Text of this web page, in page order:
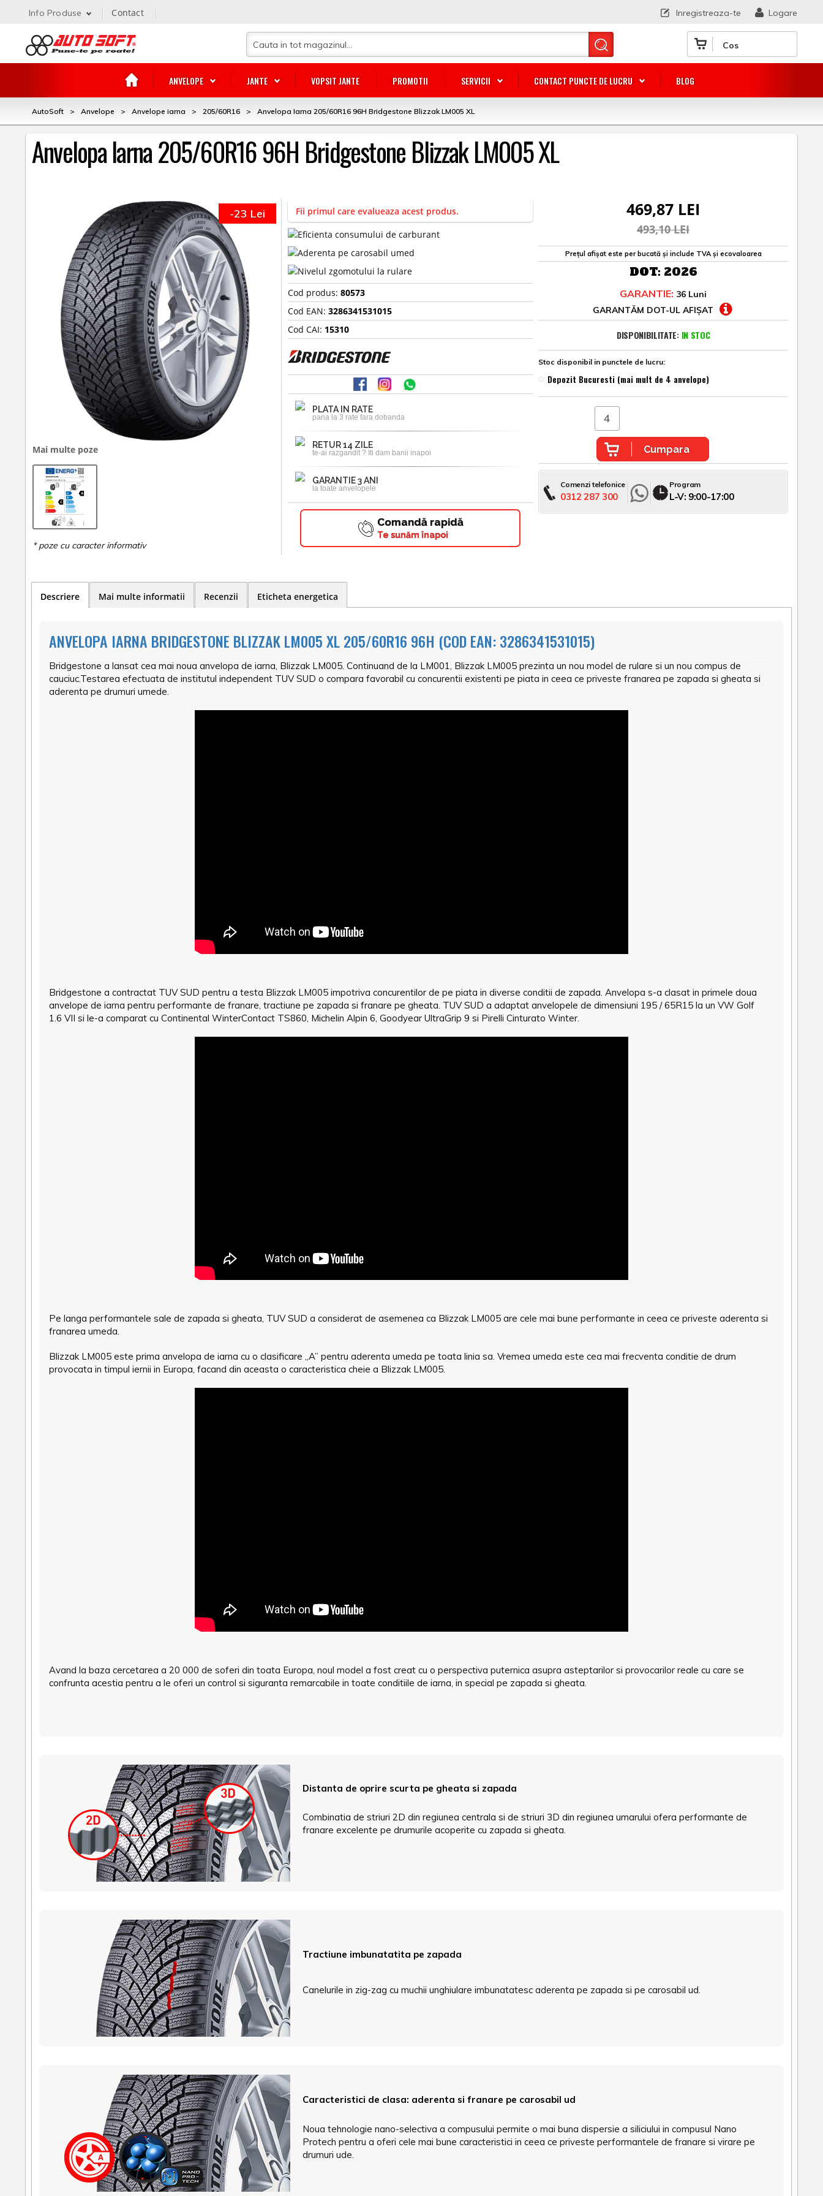
Cos
ANVELOPE JANTE VOPSIT JANTE PROMOTII SERVICII CONTACT PUNCTE DE LUCRU BLOG
Logare
Inregistreaza-te
Info Produse Contact
AutoSoft > Anvelope > Anvelope iarna > 205/60R16 > Anvelopa Iarna 205/60R16 96H Bridgestone Blizzak LM005 XL
Anvelopa Iarna 205/60R16 96H Bridgestone Blizzak LM005 XL
Mai multe poze
-23 Lei Fii primul care evalueaza acest produs.
Cod produs:80573
Cod EAN:3286341531015
Cod CAI: 15310
PLATA IN RATE
pana la 3 rate fara dobanda
RETUR 14 ZILE
te-ai razgandit ? Iti dam banii inapoi
GARANTIE 3 ANI
la toate anvelopele
Comandă rapidă
Te sunăm înapoi
469,87 LEI
493,10 LEI
Prețul afișat este per bucată și include TVA și ecovaloarea
DOT: 2026
GARANTIE: 36 Luni
GARANTĂM DOT-UL AFIȘAT
DISPONIBILITATE: IN STOC
Stoc disponibil in punctele de lucru:
Depozit Bucuresti (mai mult de 4 anvelope)
Cumpara
Comenzi telefonice
0312 287 300
Program
L-V: 9:00-17:00
Descriere Mai multe informatii Recenzii Eticheta energetica
ANVELOPA IARNA BRIDGESTONE BLIZZAK LM005 XL 205/60R16 96H (COD EAN: 3286341531015)
Bridgestone a lansat cea mai noua anvelopa de iarna, Blizzak LM005. Continuand de la LM001, Blizzak LM005 prezinta un nou model de rulare si un nou compus de
cauciuc.Testarea efectuata de institutul independent TUV SUD o compara favorabil cu concurentii existenti pe piata in ceea ce priveste franarea pe zapada si gheata si
aderenta pe drumuri umede.
Bridgestone a contractat TUV SUD pentru a testa Blizzak LM005 impotriva concurentilor de pe piata in diverse conditii de zapada. Anvelopa s-a clasat in primele doua
anvelope de iarna pentru performante de franare, tractiune pe zapada si franare pe gheata. TUV SUD a adaptat anvelopele de dimensiuni 195 / 65R15 la un VW Golf
1.6 VII si le-a comparat cu Continental WinterContact TS860, Michelin Alpin 6, Goodyear UltraGrip 9 si Pirelli Cinturato Winter.
Pe langa performantele sale de zapada si gheata, TUV SUD a considerat de asemenea ca Blizzak LM005 are cele mai bune performante in ceea ce priveste aderenta si
franarea umeda.
Blizzak LM005 este prima anvelopa de iarna cu o clasificare „A” pentru aderenta umeda pe toata linia sa. Vremea umeda este cea mai frecventa conditie de drum
provocata in timpul iernii in Europa, facand din aceasta o caracteristica cheie a Blizzak LM005.
Avand la baza cercetarea a 20 000 de soferi din toata Europa, noul model a fost creat cu o perspectiva puternica asupra asteptarilor si provocarilor reale cu care se
confrunta acestia pentru a le oferi un control si siguranta remarcabile in toate conditiile de iarna, in special pe zapada si gheata.
Distanta de oprire scurta pe gheata si zapada
Combinatia de striuri 2D din regiunea centrala si de striuri 3D din regiunea umarului ofera performante de
franare excelente pe drumurile acoperite cu zapada si gheata.
Tractiune imbunatatita pe zapada
Canelurile in zig-zag cu muchii unghiulare imbunatatesc aderenta pe zapada si pe carosabil ud.
Caracteristici de clasa: aderenta si franare pe carosabil ud
Noua tehnologie nano-selectiva a compusului permite o mai buna dispersie a siliciului in compusul Nano
Protech pentru a oferi cele mai bune caracteristici in ceea ce priveste performantele de franare si virare pe
drumuri ude.